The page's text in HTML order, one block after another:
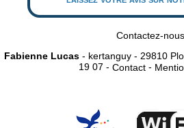
Contactez-
Fabienne Lucas - kertanguy - 29810
19 07 - Contact -